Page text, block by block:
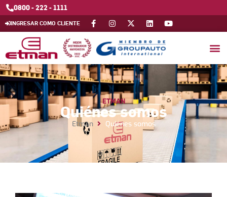
0800 - 222 - 1111
INGRESAR COMO CLIENTE
ETMAN
Quiénes somos
Etman Quiénes somos